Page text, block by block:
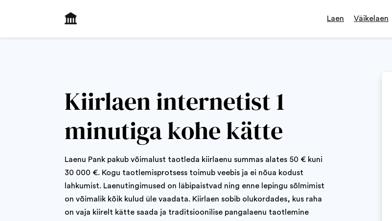
Laen Väikelaen
Kiirlaen internetist 1
minutiga kohe kätte
Laenu Pank pakub võimalust taotleda kiirlaenu summas alates 50 € kuni
30 000 €. Kogu taotlemisprotsess toimub veebis ja ei nõua kodust
lahkumist. Laenutingimused on läbipaistvad ning enne lepingu sõlmimist
on võimalik kõik kulud üle vaadata. Kiirlaen sobib olukordades, kus raha
on vaja kiirelt kätte saada ja traditsioonilise pangalaenu taotlemine